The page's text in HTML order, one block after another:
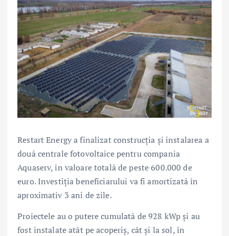
Restart Energy a finalizat construcția și instalarea a
două centrale fotovoltaice pentru compania
Aquaserv, în valoare totală de peste 600.000 de
euro. Investiția beneficiarului va fi amortizată în
aproximativ 3 ani de zile.
Proiectele au o putere cumulată de 928 kWp și au
fost instalate atât pe acoperiș, cât și la sol, în